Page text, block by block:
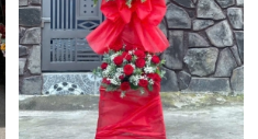
Mua ngay